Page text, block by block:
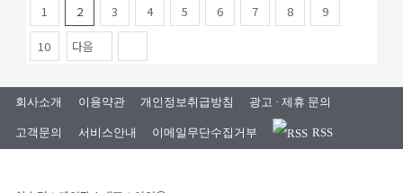
1 2 3 4 5 6 7 8 9
10 다음
회사소개 이용약관 개인정보취급방침 광고 · 제휴 문의
고객문의 서비스안내 이메일무단수집거부 RSS